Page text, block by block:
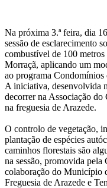
Na próxima 3.ª feira, dia
sessão de esclarecimento
combustível de 100
Morraçã, aplicando um
ao programa Condomínios
A iniciativa, desenvolvida
decorrer na Associação
na freguesia de Arazede.
O controlo de vegetação,
plantação de espécies
caminhos florestais são
na sessão, promovida
colaboração do Município
Freguesia de Arazede e